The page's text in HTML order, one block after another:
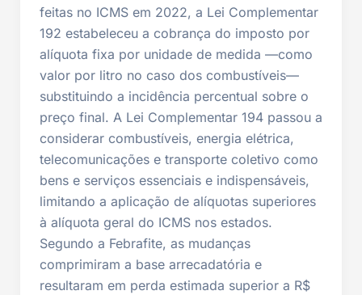
feitas no ICMS em 2022, a Lei Complementar
192 estabeleceu a cobrança do imposto por
alíquota fixa por unidade de medida —como
valor por litro no caso dos combustíveis—
substituindo a incidência percentual sobre o
preço final. A Lei Complementar 194 passou a
considerar combustíveis, energia elétrica,
telecomunicações e transporte coletivo como
bens e serviços essenciais e indispensáveis,
limitando a aplicação de alíquotas superiores
à alíquota geral do ICMS nos estados.
Segundo a Febrafite, as mudanças
comprimiram a base arrecadatória e
resultaram em perda estimada superior a R$